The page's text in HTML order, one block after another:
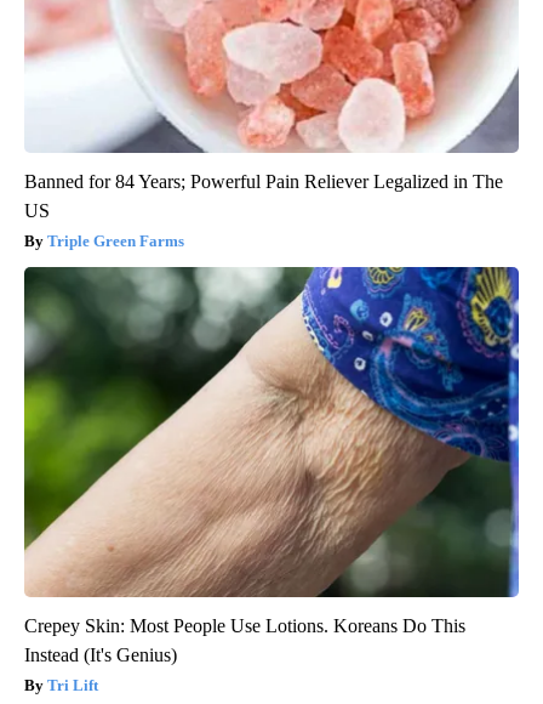
Banned for 84 Years; Powerful Pain Reliever Legalized in The
US
Triple Green Farms
Crepey Skin: Most People Use Lotions. Koreans Do This
Instead (It's Genius)
Tri Lift